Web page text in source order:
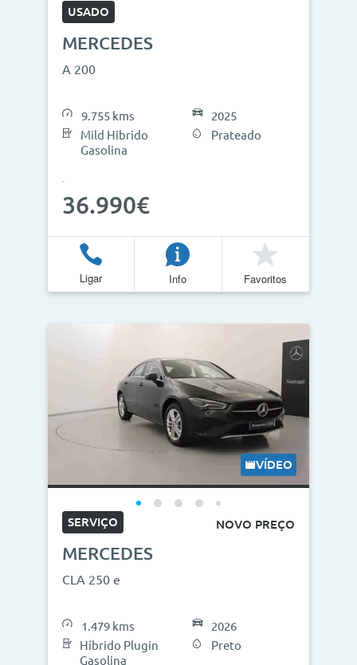
USADO
MERCEDES
A 200
9.755 kms
Mild Hibrido
Gasolina
2025
Prateado
36.990€
Ligar Info Favoritos
VÍDEO
SERVIÇO NOVO PREÇO
MERCEDES
CLA 250 e
1.479 kms
Híbrido Plugin
Gasolina
2026
Preto